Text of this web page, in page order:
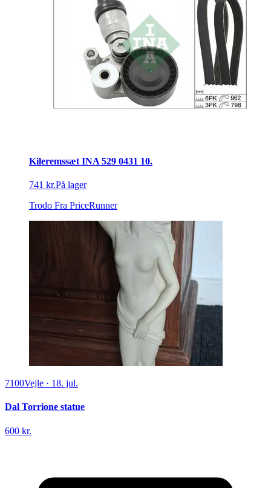
Kileremssæt INA 529 0431 10.
741 kr.På lager
Trodo Fra PriceRunner
7100Vejle · 18. jul.
Dal Torrione statue
600 kr.